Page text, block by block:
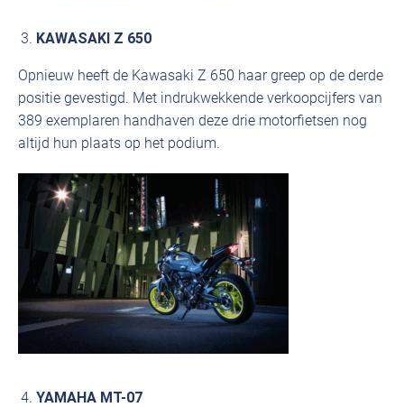
KAWASAKI Z 650
Opnieuw heeft de Kawasaki Z 650 haar greep op de derde
positie gevestigd. Met indrukwekkende verkoopcijfers van
389 exemplaren handhaven deze drie motorfietsen nog
altijd hun plaats op het podium.
YAMAHA MT-07